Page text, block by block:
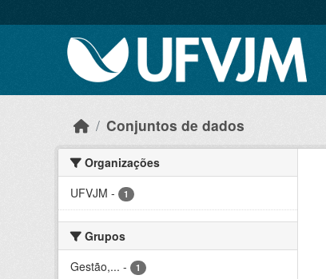
Conjuntos de dados
Organizações
UFVJM - 1
Grupos
Gestão,... - 1